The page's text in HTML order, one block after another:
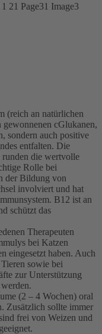
(reich an natürlichen
сGlukanen,
sondern auch positive
entfalten. Die
die wertvolle
Rolle bei
der Bildung von
involviert und hat
B12 ist an
schützt das
Therapeuten
bei Katzen
eingesetzt haben. Auch
sowie bei
zur Unterstützung
(2 – 4 Wochen) oral
Zusätzlich sollte immer
frei von Weizen und